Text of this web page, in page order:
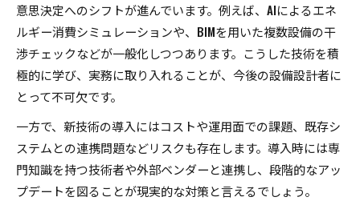
設備設計分野で拡大する電気設備設計の新機会
スマートシティ構想と設備設計の未来予測
再生エネ需要増が設備設計者へもたらす恩恵
設備設計が脱炭素化に担う専門スキルの重要性
設備設計キャリア実現に資格はどう役立つか
電気設備設計資格取得で市場価値を高める方法
建築設備士取得で得られる年収アップの可能性
意思決定へのシフトが進んでいます。例えば、AIによるエネ
ルギー消費シミュレーションや、BIMを用いた複数設備の干
渉チェックなどが一般化しつつあります。こうした技術を積
極的に学び、実務に取り入れることが、今後の設備設計者に
とって不可欠です。
一方で、新技術の導入にはコストや運用面での課題、既存シ
ステムとの連携問題などリスクも存在します。導入時には専
門知識を持つ技術者や外部ベンダーと連携し、段階的なアッ
プデートを図ることが現実的な対策と言えるでしょう。